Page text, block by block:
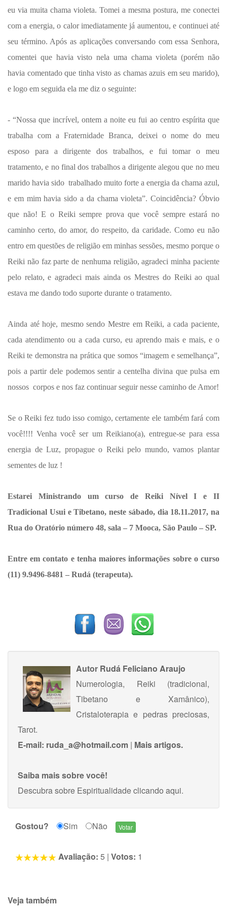
eu via muita chama violeta. Tomei a mesma postura, me conectei
com a energia, o calor imediatamente já aumentou, e continuei até
seu término. Após as aplicações conversando com essa Senhora,
comentei que havia visto nela uma chama violeta (porém não
havia comentado que tinha visto as chamas azuis em seu marido),
e logo em seguida ela me diz o seguinte:
- “Nossa que incrível, ontem a noite eu fui ao centro espírita que
trabalha com a Fraternidade Branca, deixei o nome do meu
esposo para a dirigente dos trabalhos, e fui tomar o meu
tratamento, e no final dos trabalhos a dirigente alegou que no meu
marido havia sido trabalhado muito forte a energia da chama azul,
e em mim havia sido a da chama violeta”. Coincidência? Óbvio
que não! E o Reiki sempre prova que você sempre estará no
caminho certo, do amor, do respeito, da caridade. Como eu não
entro em questões de religião em minhas sessões, mesmo porque o
Reiki não faz parte de nenhuma religião, agradeci minha paciente
pelo relato, e agradeci mais ainda os Mestres do Reiki ao qual
estava me dando todo suporte durante o tratamento.
Ainda até hoje, mesmo sendo Mestre em Reiki, a cada paciente,
cada atendimento ou a cada curso, eu aprendo mais e mais, e o
Reiki te demonstra na prática que somos “imagem e semelhança”,
pois a partir dele podemos sentir a centelha divina que pulsa em
nossos corpos e nos faz continuar seguir nesse caminho de Amor!
Se o Reiki fez tudo isso comigo, certamente ele também fará com
você!!!! Venha você ser um Reikiano(a), entregue-se para essa
energia de Luz, propague o Reiki pelo mundo, vamos plantar
sementes de luz !
Estarei Ministrando um curso de Reiki Nível I e II
Tradicional Usui e Tibetano, neste sábado, dia 18.11.2017, na
Rua do Oratório número 48, sala – 7 Mooca, São Paulo – SP.
Entre em contato e tenha maiores informações sobre o curso
(11) 9.9496-8481 – Rudá (terapeuta).
Autor Rudá Feliciano Araujo
Numerologia, Reiki (tradicional,
Tibetano e Xamânico),
Cristaloterapia e pedras preciosas,
Tarot.
E-mail: ruda_a@hotmail.com | Mais artigos.
Saiba mais sobre você!
Descubra sobre Espiritualidadeclicando aqui.
Gostou? Sim Não
Avaliação: 5 | Votos: 1
Veja também